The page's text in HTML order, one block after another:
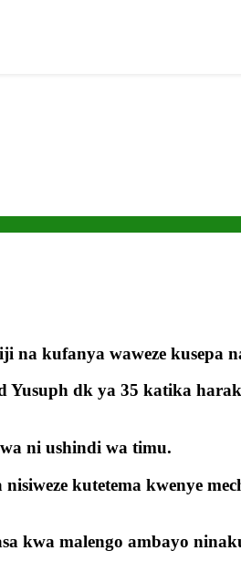
na kufanya waweze kusepa
Yusuph dk ya 35 katika
ni ushindi wa timu.
kutetema kwenye
malengo ambayo